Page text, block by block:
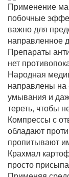
Применение
побочные
важно для
направленное
Препараты
нет
Народная
направлены на
умывания и
тереть, чтобы
Компрессы с
обладают
пропитывают
Крахмал
просто